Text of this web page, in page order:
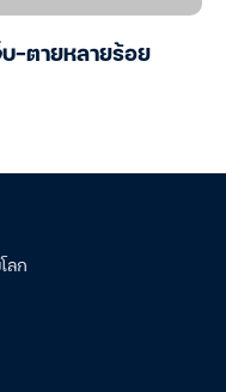
บ-ตายหลายร้อย
ลก